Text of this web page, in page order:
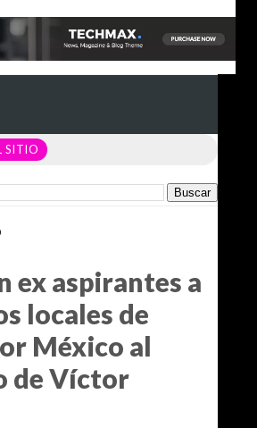
SITIO
ex aspirantes a
locales de
México al
de Víctor